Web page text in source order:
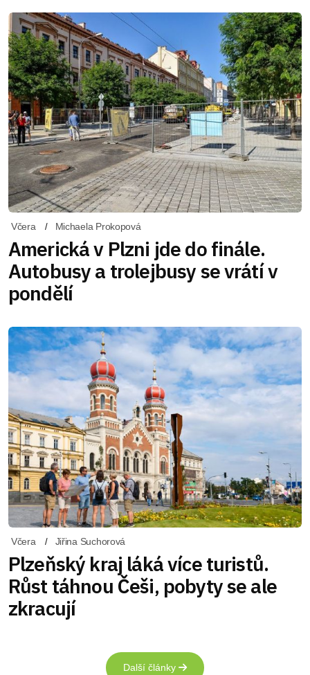
Včera Michaela Prokopová
Americká v Plzni jde do finále.
Autobusy a trolejbusy se vrátí v
pondělí
Včera Jiřina Suchorová
Plzeňský kraj láká více turistů.
Růst táhnou Češi, pobyty se ale
zkracují
Další články